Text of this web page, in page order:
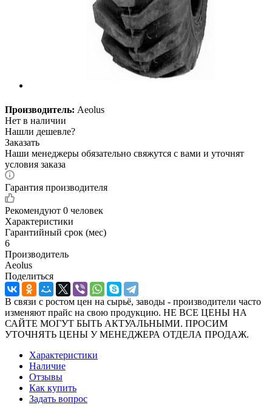
Производитель: Aeolus
Нет в наличии
Нашли дешевле?
Заказать
Наши менеджеры обязательно свяжутся с вами и уточнят
условия заказа
Гарантия производителя
Рекомендуют 0 человек
Характеристики
Гарантийный срок (мес)
6
Производитель
Aeolus
Поделиться
В связи с ростом цен на сырьё, заводы - производители часто
изменяют прайс на свою продукцию. НЕ ВСЕ ЦЕНЫ НА
САЙТЕ МОГУТ БЫТЬ АКТУАЛЬНЫМИ. ПРОСИМ
УТОЧНЯТЬ ЦЕНЫ У МЕНЕДЖЕРА ОТДЕЛА ПРОДАЖ.
Характеристики
Наличие
Отзывы
Как купить
Задать вопрос